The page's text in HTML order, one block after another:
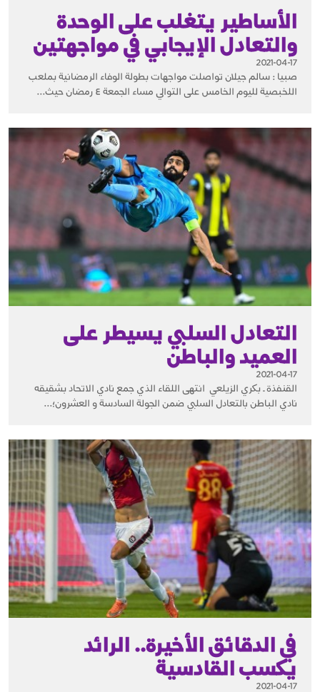
الأساطير يتغلب على الوحدة
والتعادل الإيجابي في مواجهتين
2021-04-17
صبيا : سالم جيلان تواصلت مواجهات بطولة الوفاء الرمضانية بملعب
اللخبصية لليوم الخامس على التوالي مساء الجمعة ٤ رمضان حيث...
التعادل السلبي يسيطر على
العميد والباطن
2021-04-17
القنفذة ـ بكري الزيلعي انتهى اللقاء الذي جمع نادي الاتحاد بشقيقه
نادي الباطن بالتعادل السلبي ضمن الجولة السادسة و العشرون؛...
في الدقائق الأخيرة.. الرائد
يكسب القادسية
2021-04-17